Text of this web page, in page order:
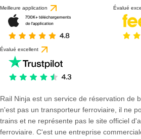
Meilleure application Évalué
Évalué excellent
Rail Ninja est un service de réservation de
n'est pas un transporteur ferroviaire, il ne
trains et ne représente pas le site officiel
ferroviaire. C'est une entreprise